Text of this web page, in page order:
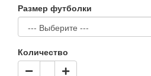
Размер футболки
Количество